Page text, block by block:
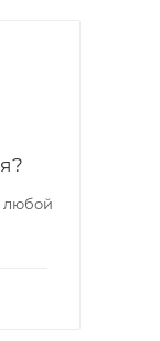
любой